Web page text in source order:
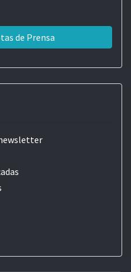
de Prensa